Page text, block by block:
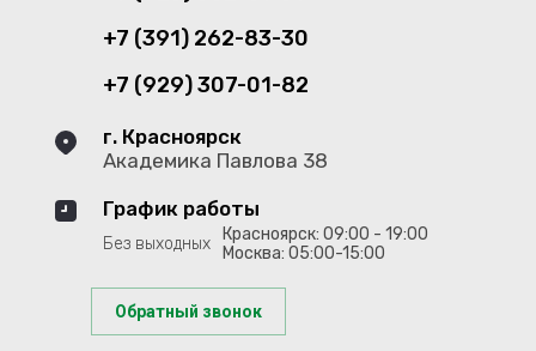
+7 (391) 262-83-30
+7 (929) 307-01-82
г. Красноярск
Академика Павлова 38
График работы
Без выходных
Красноярск: 09:00 - 19:00
Москва: 05:00-15:00
Обратный звонок